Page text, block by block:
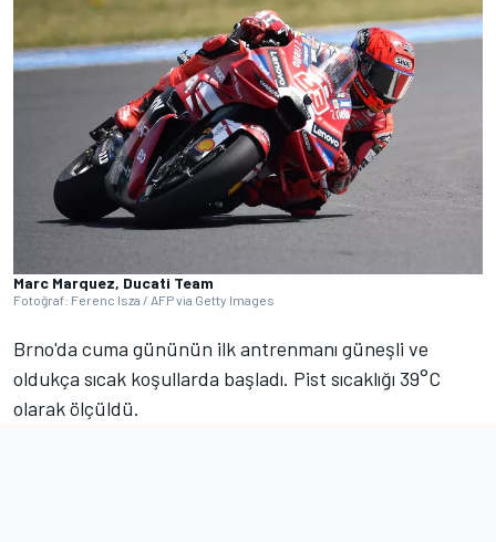
Marc Marquez, Ducati Team
Fotoğraf: Ferenc Isza / AFP via Getty Images
Brno'da cuma gününün ilk antrenmanı güneşli ve
oldukça sıcak koşullarda başladı. Pist sıcaklığı 39°C
olarak ölçüldü.